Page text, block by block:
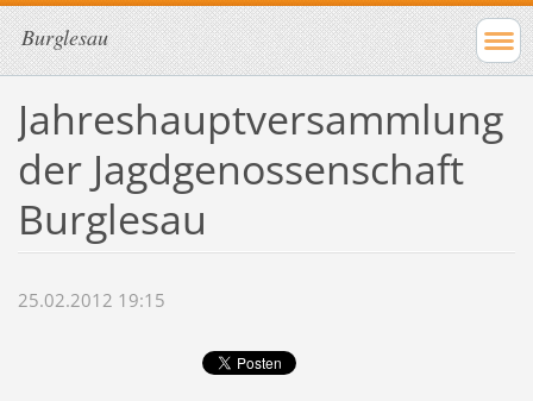
Burglesau
Jahreshauptversammlung
der Jagdgenossenschaft
Burglesau
25.02.2012 19:15